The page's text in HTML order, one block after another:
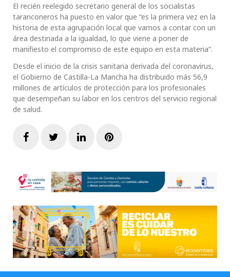
El recién reelegido secretario general de los socialistas
taranconeros ha puesto en valor que “es la primera vez en la
historia de esta agrupación local que vamos a contar con un
área destinada a la igualdad, lo que viene a poner de
manifiesto el compromiso de este equipo en esta materia”.
Desde el inicio de la crisis sanitaria derivada del coronavirus,
el Gobierno de Castilla-La Mancha ha distribuido más 56,9
millones de artículos de protección para los profesionales
que desempeñan su labor en los centros del servicio regional
de salud.
FacebookTwitterLinkedInPinterest